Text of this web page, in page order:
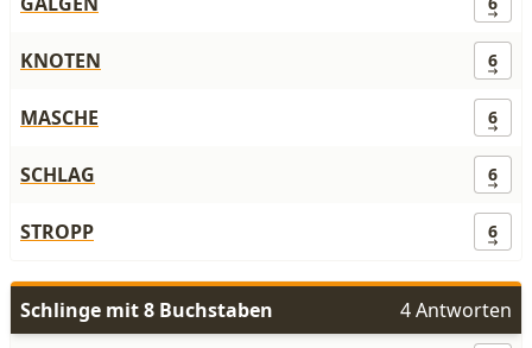
KNOTEN 6
MASCHE 6
SCHLAG 6
STROPP 6
Schlinge mit 8 Buchstaben
4 Antworten